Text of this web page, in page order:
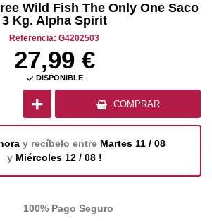
Wild Fish The Only One Saco
3 Kg. Alpha Spirit
Referencia: G4202503
27,99 €
 DISPONIBLE
+ COMPRAR
y recíbelo entre Martes 11 / 08
y Miércoles 12 / 08 !
100% Pago Seguro